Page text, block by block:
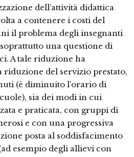
dell’attività didattica
a contenere i costi del
il problema degli insegnanti
una questione di
A tale riduzione ha
riduzione del servizio prestato,
(è diminuito l’orario di
sia dei modi in cui
e praticata, con gruppi di
e con una progressiva
posta al soddisfacimento
esempio degli allievi con